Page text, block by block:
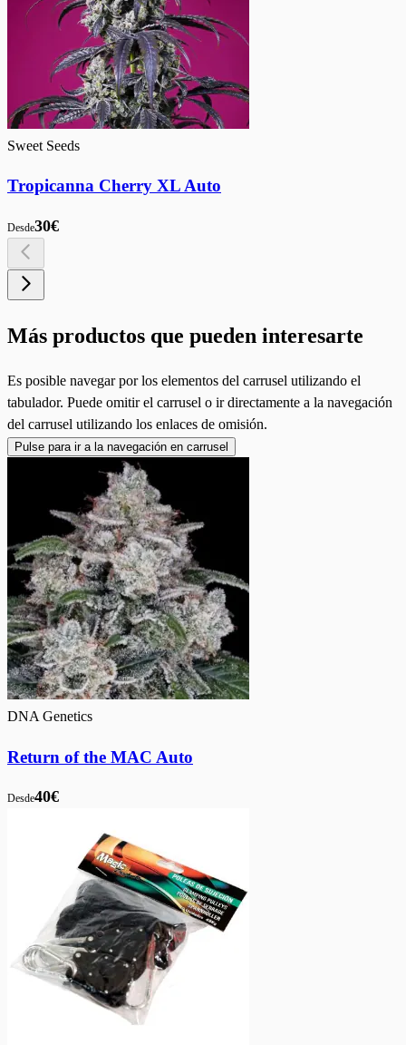
Sweet Seeds
Tropicanna Cherry XL Auto
Desde30€
Más productos que pueden interesarte
Es posible navegar por los elementos del carrusel utilizando el
tabulador. Puede omitir el carrusel o ir directamente a la navegación
del carrusel utilizando los enlaces de omisión.
Pulse para ir a la navegación en carrusel
DNA Genetics
Return of the MAC Auto
Desde40€